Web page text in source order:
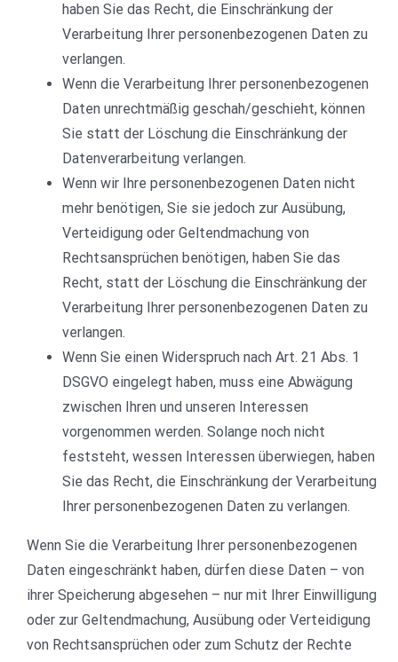
haben Sie das Recht, die Einschränkung der
Verarbeitung Ihrer personenbezogenen Daten zu
verlangen.
Wenn die Verarbeitung Ihrer personenbezogenen
Daten unrechtmäßig geschah/geschieht, können
Sie statt der Löschung die Einschränkung der
Datenverarbeitung verlangen.
Wenn wir Ihre personenbezogenen Daten nicht
mehr benötigen, Sie sie jedoch zur Ausübung,
Verteidigung oder Geltendmachung von
Rechtsansprüchen benötigen, haben Sie das
Recht, statt der Löschung die Einschränkung der
Verarbeitung Ihrer personenbezogenen Daten zu
verlangen.
Wenn Sie einen Widerspruch nach Art. 21 Abs. 1
DSGVO eingelegt haben, muss eine Abwägung
zwischen Ihren und unseren Interessen
vorgenommen werden. Solange noch nicht
feststeht, wessen Interessen überwiegen, haben
Sie das Recht, die Einschränkung der Verarbeitung
Ihrer personenbezogenen Daten zu verlangen.
Wenn Sie die Verarbeitung Ihrer personenbezogenen
Daten eingeschränkt haben, dürfen diese Daten – von
ihrer Speicherung abgesehen – nur mit Ihrer Einwilligung
oder zur Geltendmachung, Ausübung oder Verteidigung
von Rechtsansprüchen oder zum Schutz der Rechte